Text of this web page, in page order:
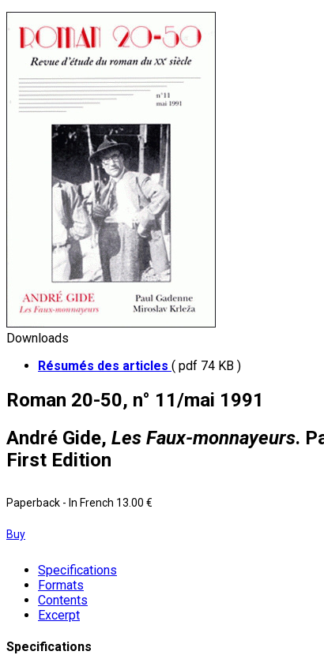
Downloads
Résumés des articles ( pdf 74 KB )
Roman 20-50, n° 11/mai 1991
André Gide, Les Faux-monnayeurs.
First Edition
Paperback - In French 13.00 €
Buy
Specifications
Formats
Contents
Excerpt
Specifications